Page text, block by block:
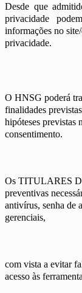
Desde que
privacidade
informações no
privacidade.
O HNSG poderá
finalidades
hipóteses previstas
consentimento.
Os TITULARES
preventivas
antivírus, senha de
gerenciais,
com vista a evitar
acesso às